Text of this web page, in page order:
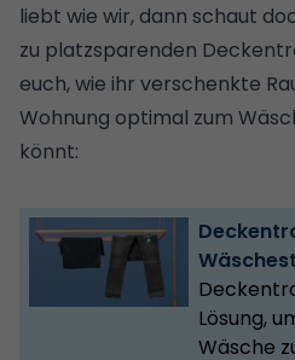
liebt wie wir, dann schaut
zu platzsparenden
euch, wie ihr verschenkte
Wohnung optimal zum
könnt:
Lösung,
Wäsche